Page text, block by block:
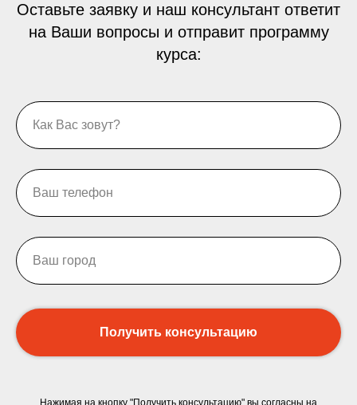
Оставьте заявку и наш консультант ответит
на Ваши вопросы и отправит программу
курса:
Получить консультацию
Нажимая на кнопку "Получить консультацию" вы согласны на